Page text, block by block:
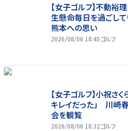
【女子ゴルフ】不動裕
生懸命毎日を過ごし
熊本への思い
2026/08/06 18:45ゴルフ
【女子ゴルフ】小祝さ
キレイだった」 川崎
会を観覧
2026/08/06 18:32ゴルフ